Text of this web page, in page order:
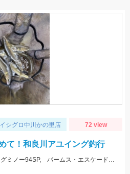
イシグロ中川かの里店 72 view
て！和良川アユイング釣行
ヒットルアーはダイワ・アユイングミノー94SP, パームス・エスケード80MDF、エスケードナップ